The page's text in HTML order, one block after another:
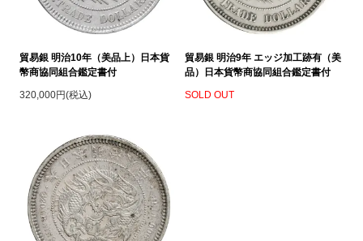
貿易銀 明治10年（美品上）日本貨
幣商協同組合鑑定書付
320,000円(税込)
貿易銀 明治9年 エッジ加工跡有（美
品）日本貨幣商協同組合鑑定書付
SOLD OUT